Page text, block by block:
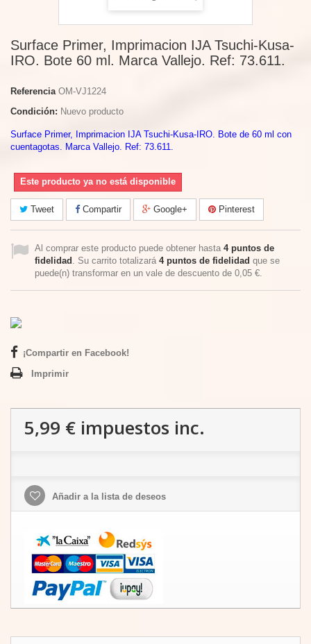
Surface Primer, Imprimacion IJA Tsuchi-Kusa-
IRO. Bote 60 ml. Marca Vallejo. Ref: 73.611.
Referencia OM-VJ1224
Condición: Nuevo producto
Surface Primer, Imprimacion IJA Tsuchi-Kusa-IRO. Bote de 60 ml con
cuentagotas. Marca Vallejo. Ref: 73.611.
Este producto ya no está disponible
Tweet Compartir Google+ Pinterest
Al comprar este producto puede obtener hasta 4puntos de
fidelidad . Su carrito totalizará 4puntos de fidelidad que se
puede(n) transformar en un vale de descuento de 0,05 €.
¡Compartir en Facebook!
Imprimir
5,99 € impuestos inc.
Añadir a la lista de deseos